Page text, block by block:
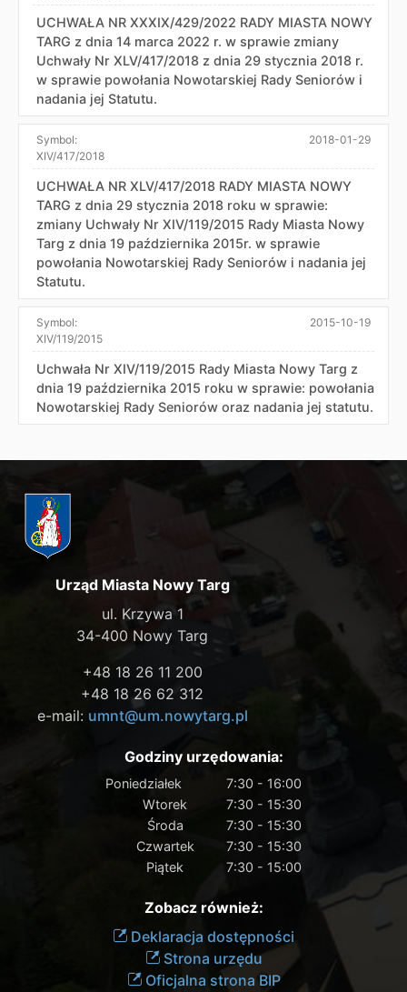
UCHWAŁA NR XXXIX/429/2022 RADY MIASTA NOWY
TARG z dnia 14 marca 2022 r. w sprawie zmiany
Uchwały Nr XLV/417/2018 z dnia 29 stycznia 2018 r.
w sprawie powołania Nowotarskiej Rady Seniorów i
nadania jej Statutu.
Symbol:
XIV/417/2018
2018-01-29
UCHWAŁA NR XLV/417/2018 RADY MIASTA NOWY
TARG z dnia 29 stycznia 2018 roku w sprawie:
zmiany Uchwały Nr XIV/119/2015 Rady Miasta Nowy
Targ z dnia 19 października 2015r. w sprawie
powołania Nowotarskiej Rady Seniorów i nadania jej
Statutu.
Symbol:
XIV/119/2015
2015-10-19
Uchwała Nr XIV/119/2015 Rady Miasta Nowy Targ z
dnia 19 października 2015 roku w sprawie: powołania
Nowotarskiej Rady Seniorów oraz nadania jej statutu.
Urząd Miasta Nowy Targ
ul. Krzywa 1
34-400 Nowy Targ
+48 18 26 11 200
+48 18 26 62 312
e-mail: umnt@um.nowytarg.pl
Godziny urzędowania:
Poniedziałek
7:30 - 16:00
Wtorek
7:30 - 15:30
Środa
7:30 - 15:30
Czwartek
7:30 - 15:30
Piątek
7:30 - 15:00
Zobacz również:
Deklaracja dostępności
Strona urzędu
Oficjalna strona BIP